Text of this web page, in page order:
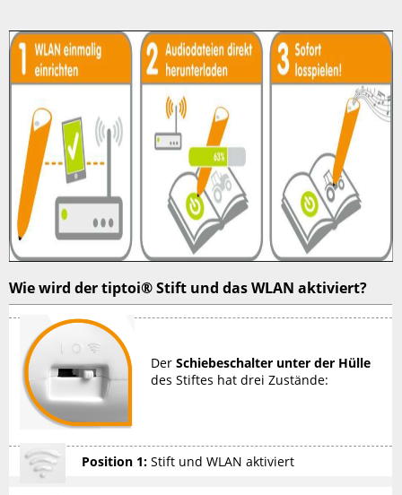
der
tiptoi®
Stift
und
WLAN
aktiviert?
Anleitung
zur
Verbindung
dem
kann
ich
ein
Hilfsgerät
zur
Einrichtung
mit
dem
WLAN
des
Stiftes
verbinden?
Wie wird der tiptoi® Stift und das WLAN aktiviert?
Der Schiebeschalter unter der Hülle
des Stiftes hat drei Zustände:
Position 1:Stift und WLAN aktiviert